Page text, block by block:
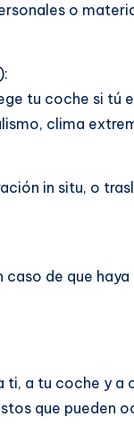
o
tu coche si tú
clima
in situ, o
caso de que
ti, a tu coche y a
que pueden